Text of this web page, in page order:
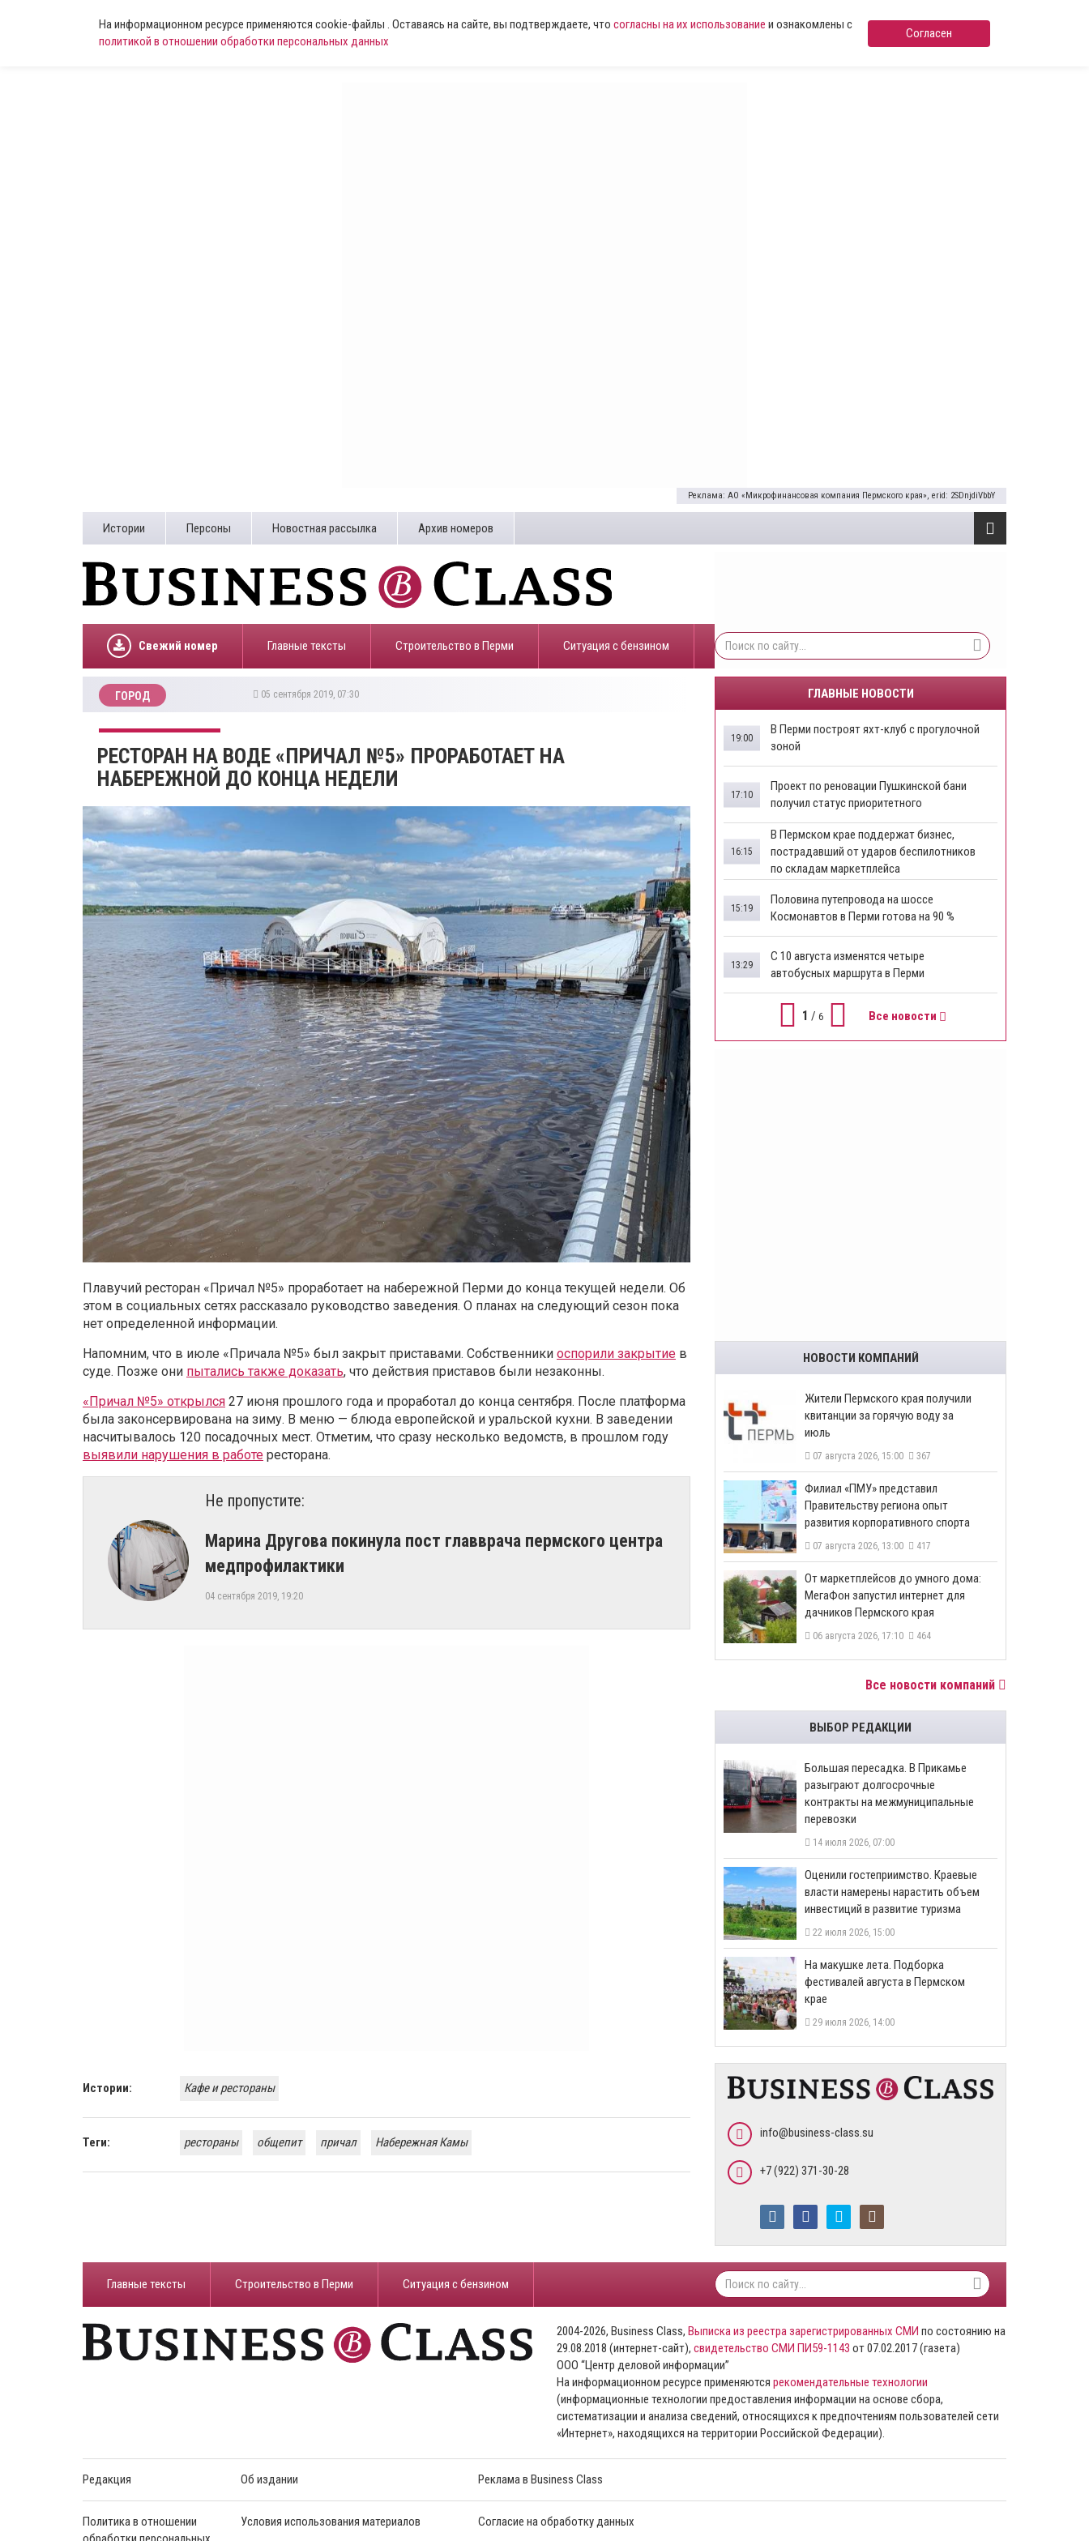
На информационном ресурсе применяются cookie-файлы . Оставаясь на сайте, вы подтверждаете, что согласны на их использование и ознакомлены с
политикой в отношении обработки персональных данных
Согласен
Реклама: АО «Микрофинансовая компания Пермского края», erid: 2SDnjdiVbbY
Истории Персоны Новостная рассылка Архив номеров
Свежий номер Главные тексты Строительство в Перми ​Ситуация с бензином
ГОРОД 05 сентября 2019, 07:30
РЕСТОРАН НА ВОДЕ «ПРИЧАЛ №5» ПРОРАБОТАЕТ НА
НАБЕРЕЖНОЙ ДО КОНЦА НЕДЕЛИ
Плавучий ресторан «Причал №5» проработает на набережной Перми до конца текущей недели. Об
этом в социальных сетях рассказало руководство заведения. О планах на следующий сезон пока
нет определенной информации.
Напомним, что в июле «Причала №5» был закрыт приставами. Собственники оспорили закрытие в
суде. Позже они пытались также доказать, что действия приставов были незаконны.
«Причал №5» открылся 27 июня прошлого года и проработал до конца сентября. После платформа
была законсервирована на зиму. В меню — блюда европейской и уральской кухни. В заведении
насчитывалось 120 посадочных мест. Отметим, что сразу несколько ведомств, в прошлом году
выявили нарушения в работе ресторана.
Не пропустите:
Марина Другова покинула пост главврача пермского центра
медпрофилактики
04 сентября 2019, 19:20
Истории: Кафе и рестораны
Теги: рестораны общепит причал Набережная Камы
ГЛАВНЫЕ НОВОСТИ
В Перми построят яхт-клуб с прогулочной
зоной
19:00
​Проект по реновации Пушкинской бани
получил статус приоритетного
17:10
​В Пермском крае поддержат бизнес,
пострадавший от ударов беспилотников
по складам маркетплейса
16:15
​Половина путепровода на шоссе
Космонавтов в Перми готова на 90 %
15:19
​С 10 августа изменятся четыре
автобусных маршрута в Перми
13:29
1 / 6 Все новости
НОВОСТИ КОМПАНИЙ
​Жители Пермского края получили
квитанции за горячую воду за
июль
07 августа 2026, 15:00 367
​Филиал «ПМУ» представил
Правительству региона опыт
развития корпоративного спорта
07 августа 2026, 13:00 417
От маркетплейсов до умного дома:
МегаФон запустил интернет для
дачников Пермского края
06 августа 2026, 17:10 464
Все новости компаний
ВЫБОР РЕДАКЦИИ
Большая пересадка. В Прикамье
разыграют долгосрочные
контракты на межмуниципальные
перевозки
14 июля 2026, 07:00
Оценили гостеприимство. Краевые
власти намерены нарастить объем
инвестиций в развитие туризма
22 июля 2026, 15:00
На макушке лета. Подборка
фестивалей августа в Пермском
крае
29 июля 2026, 14:00
info@business-class.su
+7 (922) 371-30-28
Главные тексты Строительство в Перми ​Ситуация с бензином
2004-2026, Business Class, Выписка из реестра зарегистрированных СМИ по состоянию на
29.08.2018 (интернет-сайт), свидетельство СМИ ПИ59-1143 от 07.02.2017 (газета)
ООО “Центр деловой информации”
На информационном ресурсе применяются рекомендательные технологии
(информационные технологии предоставления информации на основе сбора,
систематизации и анализа сведений, относящихся к предпочтениям пользователей сети
«Интернет», находящихся на территории Российской Федерации).
Редакция Об издании Реклама в Business Class
Политика в отношении
Условия использования материалов Согласие на обработку данных